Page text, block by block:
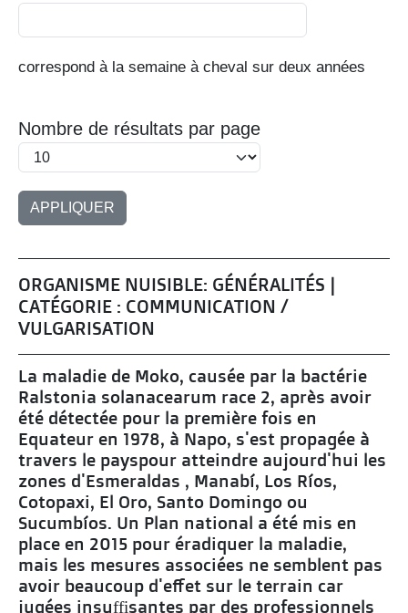
correspond à la semaine à cheval sur deux années
Nombre de résultats par page
ORGANISME NUISIBLE: GÉNÉRALITÉS |
CATÉGORIE : COMMUNICATION /
VULGARISATION
La maladie de Moko, causée par la bactérie
Ralstonia solanacearum race 2, après avoir
été détectée pour la première fois en
Equateur en 1978, à Napo, s'est propagée à
travers le payspour atteindre aujourd'hui les
zones d'Esmeraldas , Manabí, Los Ríos,
Cotopaxi, El Oro, Santo Domingo ou
Sucumbíos. Un Plan national a été mis en
place en 2015 pour éradiquer la maladie,
mais les mesures associées ne semblent pas
avoir beaucoup d'effet sur le terrain car
jugées insuffisantes par des professionnels